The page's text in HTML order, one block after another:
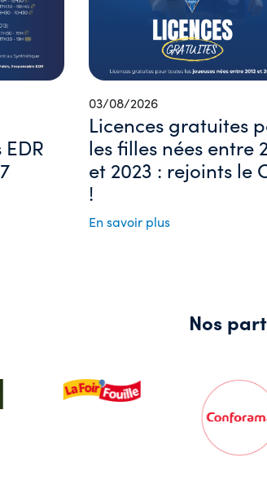
03/08/2026
Licences gratuites
les filles nées entre
et 2023 : rejoints le
!
En savoir plus
Nos